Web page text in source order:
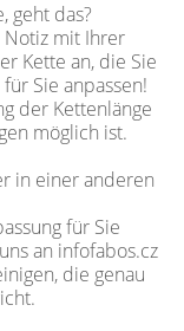
geht das?
Notiz mit Ihrer
Kette an, die Sie
Sie anpassen!
der Kettenlänge
möglich ist.
in einer anderen
für Sie
an infofabos.cz
die genau